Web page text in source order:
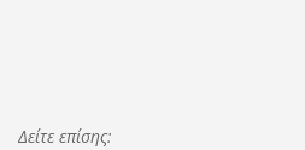
Δείτε επίσης: